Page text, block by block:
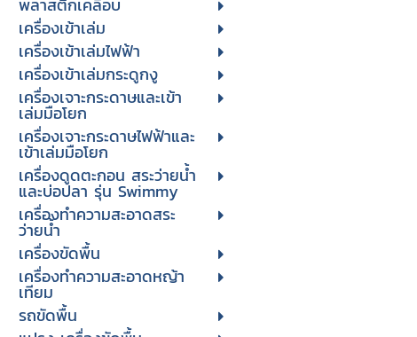
พลาสติกเคลือบ
เครื่องเข้าเล่ม
เครื่องเข้าเล่มไฟฟ้า
เครื่องเข้าเล่มกระดูกงู
เครื่องเจาะกระดาษและเข้า
เล่มมือโยก
เครื่องเจาะกระดาษไฟฟ้าและ
เข้าเล่มมือโยก
เครื่องดูดตะกอน สระว่ายน้ำ
และบ่อปลา รุ่น Swimmy
เครื่องทำความสะอาดสระ
ว่ายน้ำ
เครื่องขัดพื้น
เครื่องทำความสะอาดหญ้า
เทียม
รถขัดพื้น